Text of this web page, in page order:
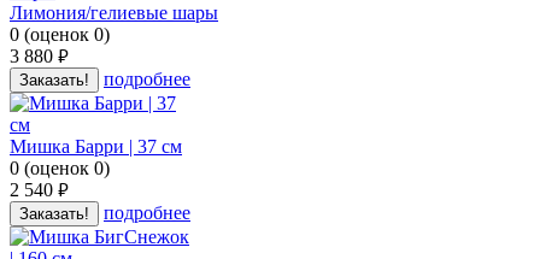
Лимония/гелиевые шары
0 (оценок 0)
3 880 руб.
Заказать! подробнее
Мишка Барри | 37 см
0 (оценок 0)
2 540 руб.
Заказать! подробнее